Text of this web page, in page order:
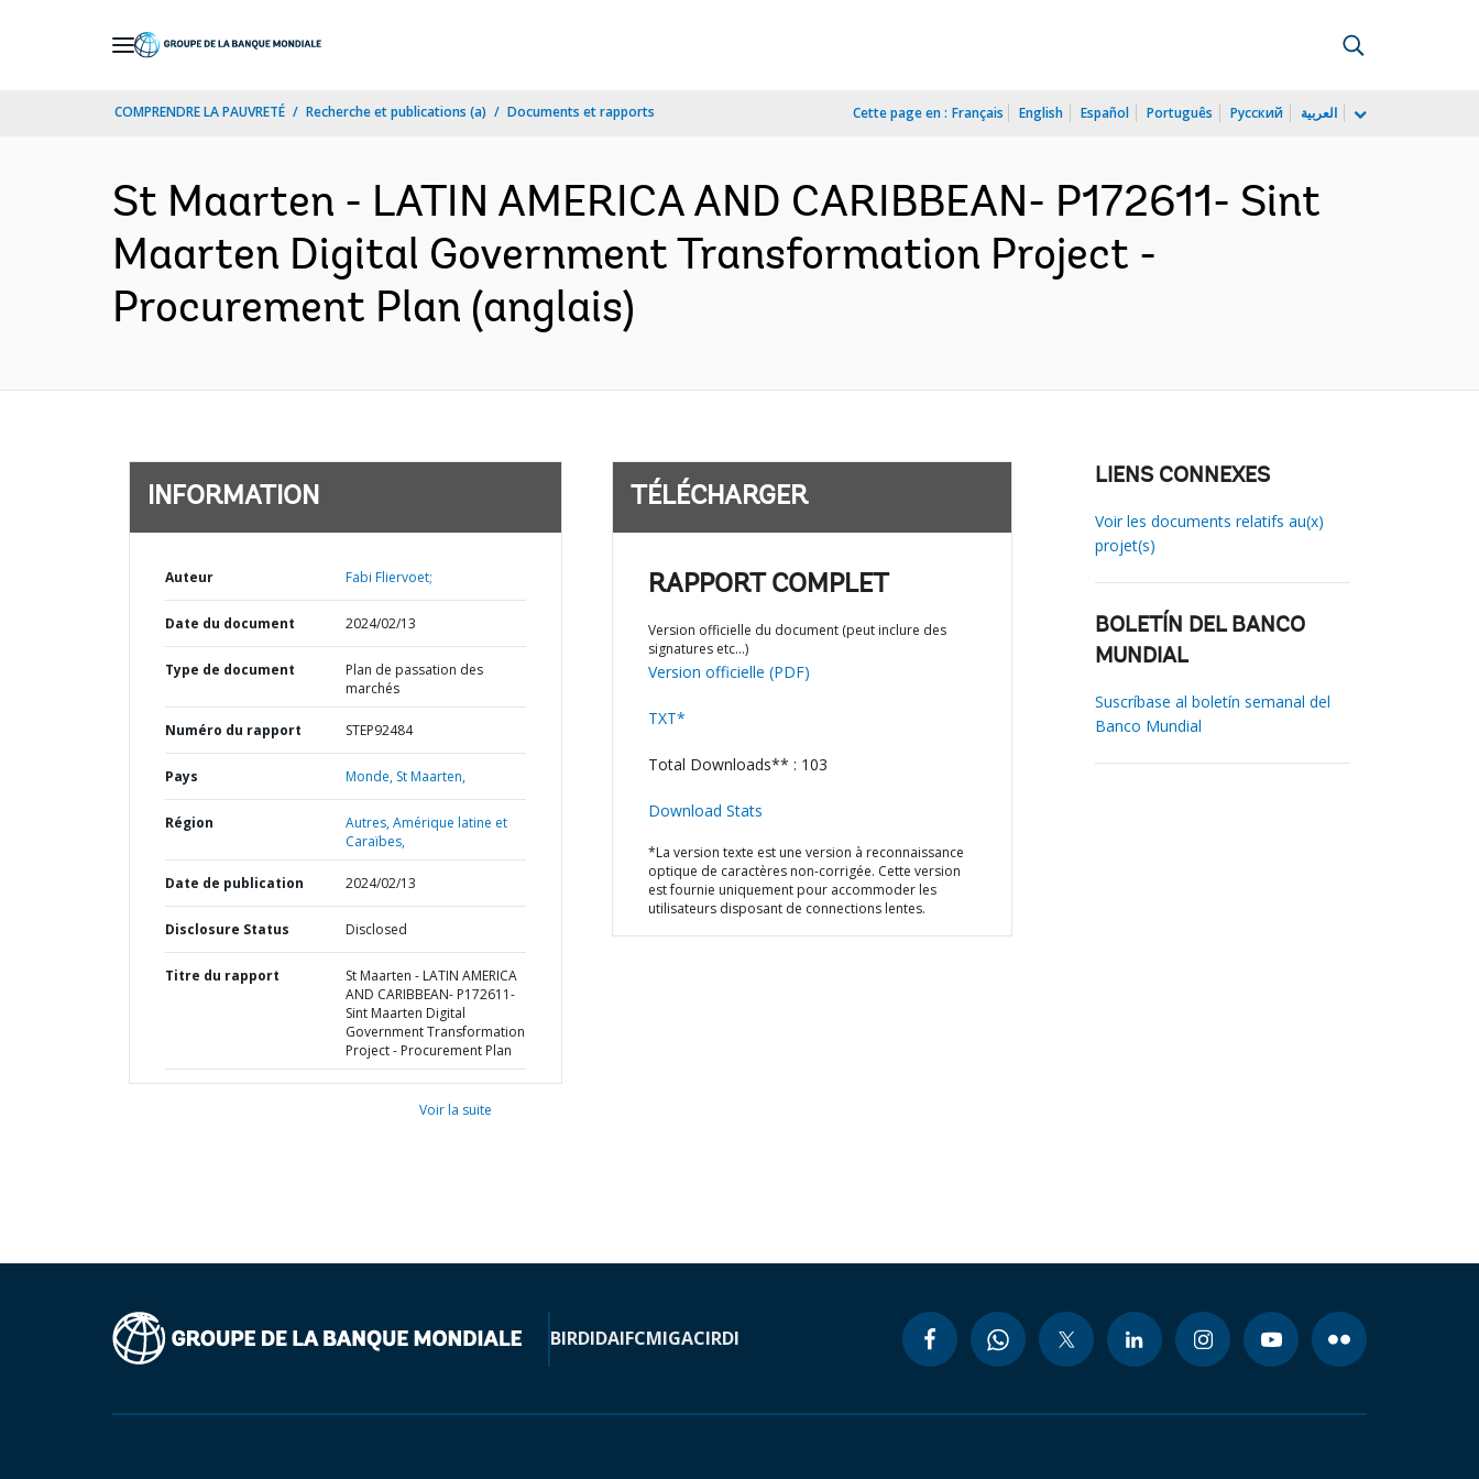
COMPRENDRE LA PAUVRETÉ Recherche et publications (a) Documents et rapports Cette page en : Français English Español Português Русский العربية
St Maarten - LATIN AMERICA AND CARIBBEAN- P172611- Sint
Maarten Digital Government Transformation Project -
Procurement Plan (anglais)
INFORMATION
Auteur Fabi Fliervoet;
Date du document 2024/02/13
Type de document
Plan de passation des
marchés
Numéro du rapport STEP92484
Pays Monde, St Maarten,
Région Autres,Amérique latine et
Caraïbes,
Date de publication 2024/02/13
Disclosure Status Disclosed
Titre du rapport
St Maarten - LATIN AMERICA
AND CARIBBEAN- P172611-
Sint Maarten Digital
Government Transformation
Project - Procurement Plan
Voir la suite
TÉLÉCHARGER
RAPPORT COMPLET
Version officielle du document (peut inclure des
signatures etc…)
Version officielle (PDF)
TXT*
Total Downloads** : 103
Download Stats
*La version texte est une version à reconnaissance
optique de caractères non-corrigée. Cette version
est fournie uniquement pour accommoder les
utilisateurs disposant de connections lentes.
LIENS CONNEXES
Voir les documents relatifs au(x)
projet(s)
BOLETÍN DEL BANCO
MUNDIAL
Suscríbase al boletín semanal del
Banco Mundial
BIRDIDAIFCMIGACIRDI